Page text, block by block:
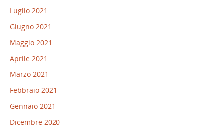
Luglio 2021
Giugno 2021
Maggio 2021
Aprile 2021
Marzo 2021
Febbraio 2021
Gennaio 2021
Dicembre 2020